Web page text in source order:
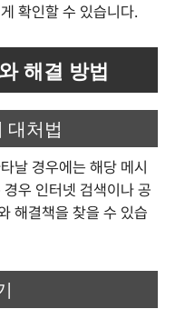
확인할 수 있습니다.
해결 방법
대처법
날 경우에는 해당 메시
우 인터넷 검색이나 공
해결책을 찾을 수 있습